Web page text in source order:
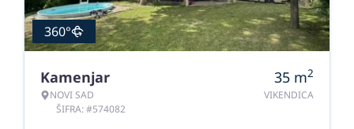
360°
Kamenjar
NOVI SAD
ŠIFRA: #574082
35 m2
VIKENDICA